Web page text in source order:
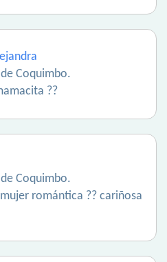
Coquimbo.
??
Coquimbo.
romántica ?? cariñosa